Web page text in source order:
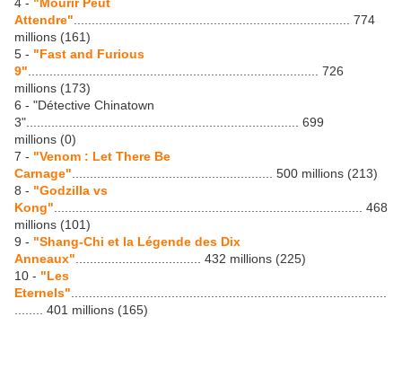
Attendre" ............................................................................. 774
millions (161)
5 - "Fast and Furious
9" ................................................................................. 726
millions (173)
6 - "Détective Chinatown
3"............................................................................ 699
millions (0)
7 - "Venom : Let There Be
Carnage" ........................................................ 500 millions (213)
8 - "Godzilla vs
Kong" ...................................................................................... 468
millions (101)
9 - "Shang-Chi et la Légende des Dix
Anneaux" ................................... 432 millions (225)
10 - "Les
Eternels"
........ 401 millions (165)